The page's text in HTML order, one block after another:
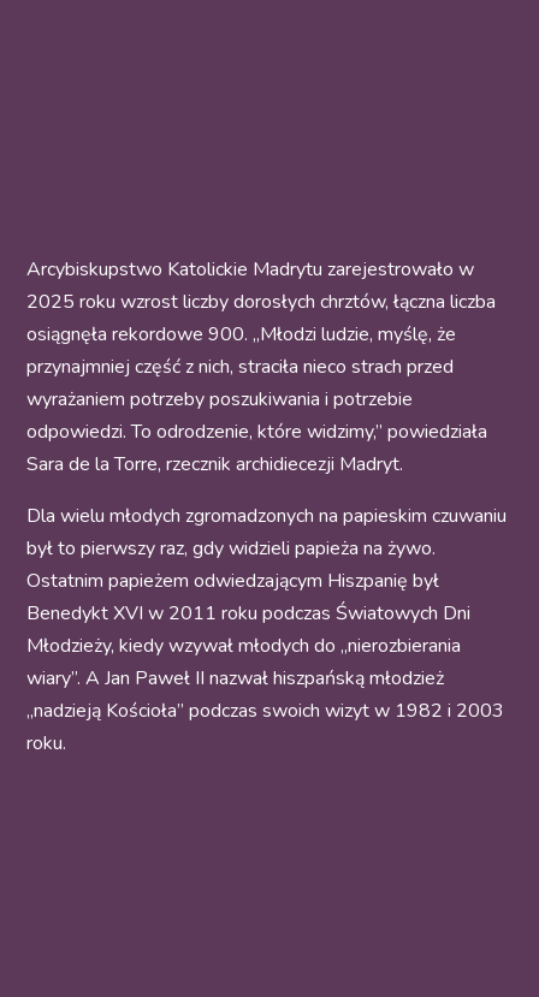
Arcybiskupstwo Katolickie Madrytu zarejestrowało w
2025 roku wzrost liczby dorosłych chrztów, łączna liczba
osiągnęła rekordowe 900. „Młodzi ludzie, myślę, że
przynajmniej część z nich, straciła nieco strach przed
wyrażaniem potrzeby poszukiwania i potrzebie
odpowiedzi. To odrodzenie, które widzimy,” powiedziała
Sara de la Torre, rzecznik archidiecezji Madryt.
Dla wielu młodych zgromadzonych na papieskim czuwaniu
był to pierwszy raz, gdy widzieli papieża na żywo.
Ostatnim papieżem odwiedzającym Hiszpanię był
Benedykt XVI w 2011 roku podczas Światowych Dni
Młodzieży, kiedy wzywał młodych do „nierozbierania
wiary”. A Jan Paweł II nazwał hiszpańską młodzież
„nadzieją Kościoła” podczas swoich wizyt w 1982 i 2003
roku.